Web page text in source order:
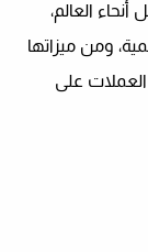
من كل أنحاء العالم،
بازيد من 15 عملة رقمية، ومن ميزاتها
على